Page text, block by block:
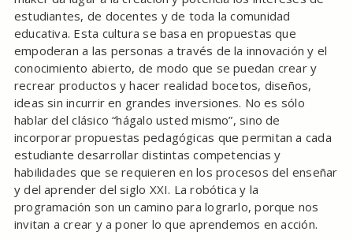
estudiantes, de docentes y de toda la comunidad
educativa. Esta cultura se basa en propuestas que
empoderan a las personas a través de la innovación y el
conocimiento abierto, de modo que se puedan crear y
recrear productos y hacer realidad bocetos, diseños,
ideas sin incurrir en grandes inversiones. No es sólo
hablar del clásico “hágalo usted mismo”, sino de
incorporar propuestas pedagógicas que permitan a cada
estudiante desarrollar distintas competencias y
habilidades que se requieren en los procesos del enseñar
y del aprender del siglo XXI. La robótica y la
programación son un camino para lograrlo, porque nos
invitan a crear y a poner lo que aprendemos en acción.